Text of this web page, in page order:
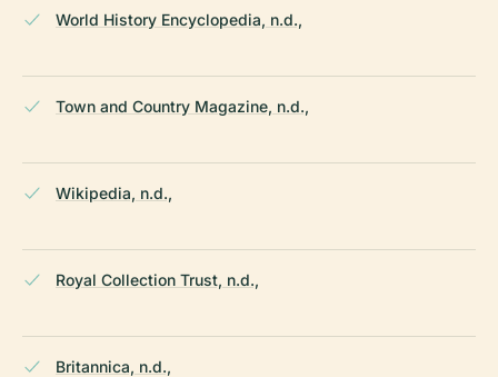
World History Encyclopedia, n.d.,
Town and Country Magazine, n.d.,
Wikipedia, n.d.,
Royal Collection Trust, n.d.,
Britannica, n.d.,